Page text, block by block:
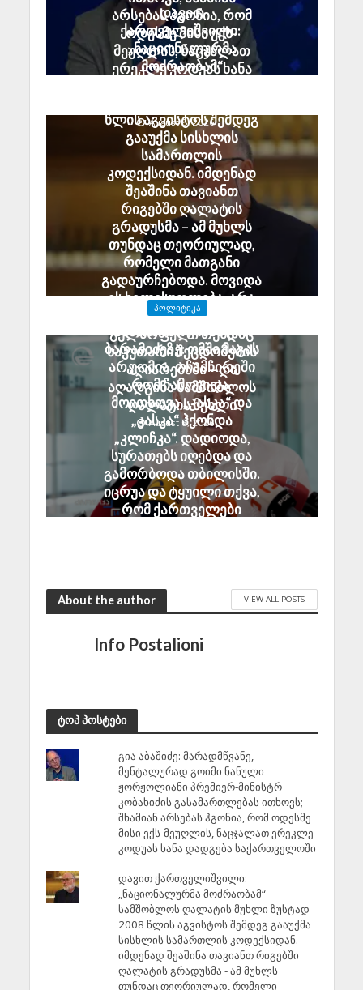
არსებას ჰგონია, რომ
ოდესმე მისი ექს-
მეუღლის, ნაცჯალათ
ერეკლე კოდუას ხანა
August 8, 2026
დავით
ქართველიშვილი:
„ნაციონალურმა
მოძრაობამ“
წლის აგვისტოს შემდეგ
გააუქმა სისხლის
სამართლის
კოდექსიდან. იმდენად
შეაშინა თავიანთ
რიგებში ღალატის
გრადუსმა – ამ მუხლს
თუნდაც თეორიულად,
რომელი მათგანი
გადაურჩებოდა. მოვიდა
ეს ხელისუფლება, არა
უშეცდომო, მაგრამ
გულწრფელი თუნდაც
საკუთარი შეცდომების
აღიარებაში – და
აღადგინა სამშობლოს
ღალატის მუხლი
August 8, 2026
ᲞᲝᲚᲘᲢᲘᲙᲐ
ანზორ მარგიანი გია
ბარამიძეზე: ომში მაგას
არ უომია. ოჩამჩირეში
რომ ჩამოვიდა,
მოითხოვა „კასკა“ და
„კასკა“ ჰქონდა
„კლიჩკა“. დადიოდა,
სურათებს იღებდა და
გამორბოდა თბილისში.
იცრუა და ტყუილი თქვა,
რომ ქართველები
About the author VIEW ALL POSTS
Info Postalioni
ტოპ პოსტები
გია აბაშიძე: მარადმწვანე,
მენტალურად გოიმი ნანული
ჟორჟოლიანი პრემიერ-მინისტრ
კობახიძის გასამართლებას ითხოვს;
შხამიან არსებას ჰგონია, რომ ოდესმე
მისი ექს-მეუღლის, ნაცჯალათ ერეკლე
კოდუას ხანა დადგება საქართველოში
დავით ქართველიშვილი:
„ნაციონალურმა მოძრაობამ“
სამშობლოს ღალატის მუხლი ზუსტად
2008 წლის აგვისტოს შემდეგ გააუქმა
სისხლის სამართლის კოდექსიდან.
იმდენად შეაშინა თავიანთ რიგებში
ღალატის გრადუსმა - ამ მუხლს
თუნდაც თეორიულად, რომელი